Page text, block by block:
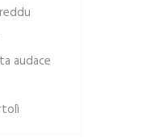
audace